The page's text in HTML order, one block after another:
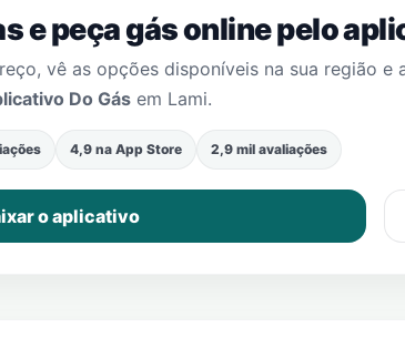
e peça gás online pelo
vê as opções disponíveis na sua região
Do Gás em Lami.
4,9 na App Store 2,9 mil avaliações
o aplicativo